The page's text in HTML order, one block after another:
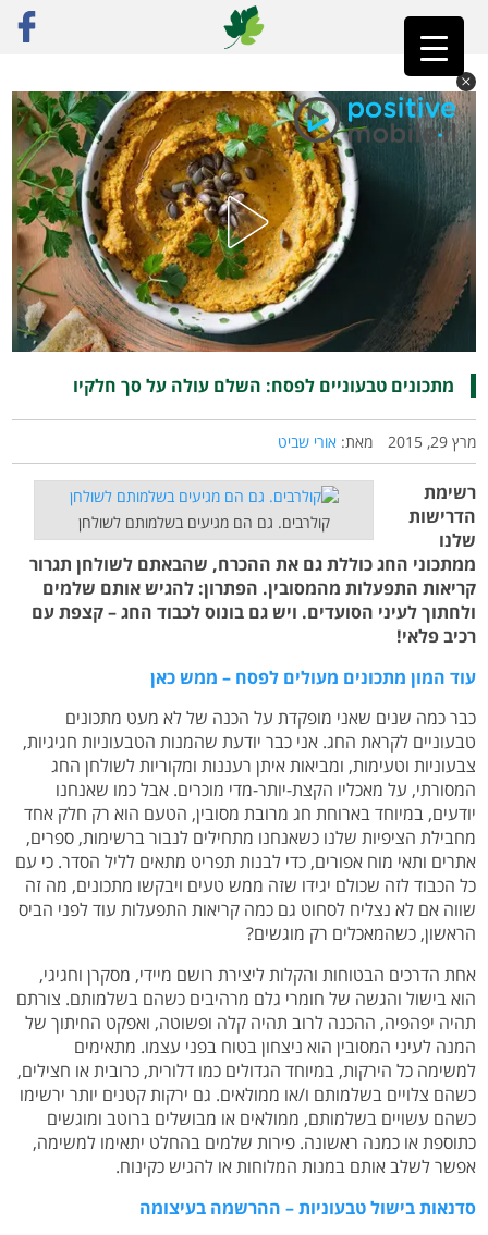
ראשי»פוסט נבחר מתכונים טבעוניים לפסח: השלם עולה על סך חלקיו
מתכונים טבעוניים לפסח: השלם עולה על סך חלקיו
מרץ 29, 2015 מאת: אורי שביט
קולרבים. גם הם מגיעים בשלמותם לשולחן
רשימת
הדרישות
שלנו
ממתכוני החג כוללת גם את ההכרח, שהבאתם לשולחן תגרור
קריאות התפעלות מהמסובין. הפתרון: להגיש אותם שלמים
ולחתוך לעיני הסועדים. ויש גם בונוס לכבוד החג – קצפת עם
רכיב פלאי!
עוד המון מתכונים מעולים לפסח – ממש כאן
כבר כמה שנים שאני מופקדת על הכנה של לא מעט מתכונים
טבעוניים לקראת החג. אני כבר יודעת שהמנות הטבעוניות חגיגיות,
צבעוניות וטעימות, ומביאות איתן רעננות ומקוריות לשולחן החג
המסורתי, על מאכליו הקצת-יותר-מדי מוכרים. אבל כמו שאנחנו
יודעים, במיוחד בארוחת חג מרובת מסובין, הטעם הוא רק חלק אחד
מחבילת הציפיות שלנו כשאנחנו מתחילים לנבור ברשימות, ספרים,
אתרים ותאי מוח אפורים, כדי לבנות תפריט מתאים לליל הסדר. כי עם
כל הכבוד לזה שכולם יגידו שזה ממש טעים ויבקשו מתכונים, מה זה
שווה אם לא נצליח לסחוט גם כמה קריאות התפעלות עוד לפני הביס
הראשון, כשהמאכלים רק מוגשים?
אחת הדרכים הבטוחות והקלות ליצירת רושם מיידי, מסקרן וחגיגי,
הוא בישול והגשה של חומרי גלם מרהיבים כשהם בשלמותם. צורתם
תהיה יפהפיה, ההכנה לרוב תהיה קלה ופשוטה, ואפקט החיתוך של
המנה לעיני המסובין הוא ניצחון בטוח בפני עצמו. מתאימים
למשימה כל הירקות, במיוחד הגדולים כמו דלורית, כרובית או חצילים,
כשהם צלויים בשלמותם ו/או ממולאים. גם ירקות קטנים יותר ירשימו
כשהם עשויים בשלמותם, ממולאים או מבושלים ברוטב ומוגשים
כתוספת או כמנה ראשונה. פירות שלמים בהחלט יתאימו למשימה,
אפשר לשלב אותם במנות המלוחות או להגיש כקינוח.
סדנאות בישול טבעוניות – ההרשמה בעיצומה